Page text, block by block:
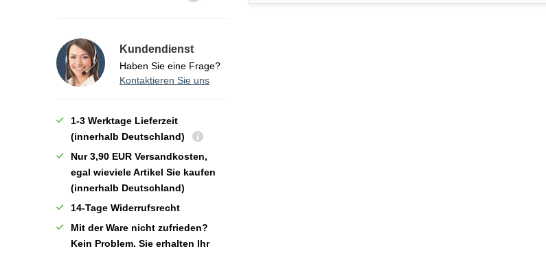
Kundendienst
Haben Sie eine Frage?
Kontaktieren Sie uns
1-3 Werktage Lieferzeit
(innerhalb Deutschland)
Nur 3,90 EUR Versandkosten,
egal wieviele Artikel Sie kaufen
(innerhalb Deutschland)
14-Tage Widerrufsrecht
Mit der Ware nicht zufrieden?
Kein Problem. Sie erhalten Ihr